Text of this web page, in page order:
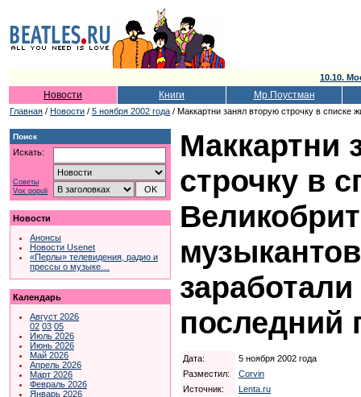
10.10.
Новости Книги Мр.Поустман
Главная / Новости / 5 ноября 2002 года / Маккартни занял вторую строчку в списке
Поиск
Искать:
Советы
Vox populi
Новости
Анонсы
Новости Usenet
«Перлы» телевидения, радио и
прессы о музыке…
Календарь
Август 2026
02 03 05
Июль 2026
Июнь 2026
Май 2026
Апрель 2026
Март 2026
Февраль 2026
Январь 2026
Маккартни
строчку в
последний
Дата:
5 ноября 2002 года
Разместил:
Corvin
Источник:
Lenta.ru